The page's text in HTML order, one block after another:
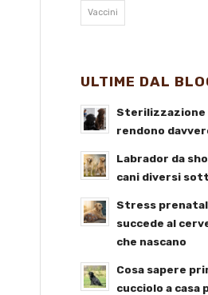
Vaccini
ULTIME DAL
Sterilizzazione
rendono
Labrador da
cani diversi
Stress
succede al
che nascano
Cosa sapere
cucciolo a casa